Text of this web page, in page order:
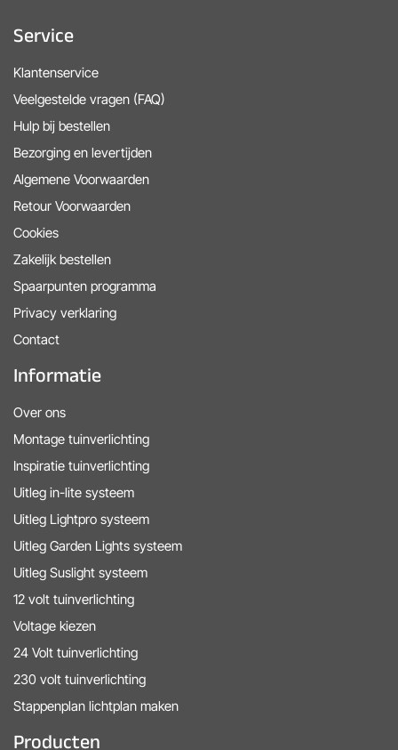
Service
Klantenservice
Veelgestelde vragen (FAQ)
Hulp bij bestellen
Bezorging en levertijden
Algemene Voorwaarden
Retour Voorwaarden
Cookies
Zakelijk bestellen
Spaarpunten programma
Privacy verklaring
Contact
Informatie
Over ons
Montage tuinverlichting
Inspiratie tuinverlichting
Uitleg in-lite systeem
Uitleg Lightpro systeem
Uitleg Garden Lights systeem
Uitleg Suslight systeem
12 volt tuinverlichting
Voltage kiezen
24 Volt tuinverlichting
230 volt tuinverlichting
Stappenplan lichtplan maken
Producten